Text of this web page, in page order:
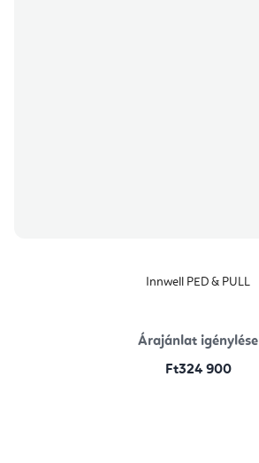
Innwell PED & PULL
Árajánlat igénylése
Ft324 900